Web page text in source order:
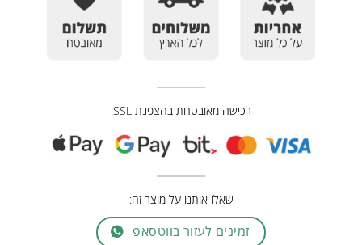
רכישה מאובטחת בהצפנת SSL:
שאלו אותנו על מוצר זה:
זמינים לעזור בווטסאפ